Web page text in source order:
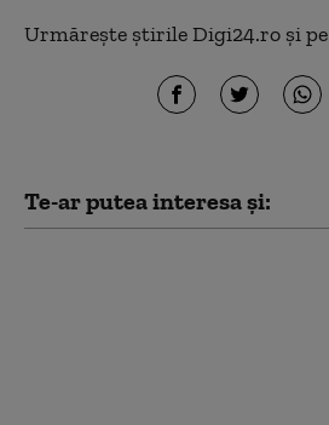
Urmărește știrile Digi24.ro și pe
Te-ar putea interesa și: